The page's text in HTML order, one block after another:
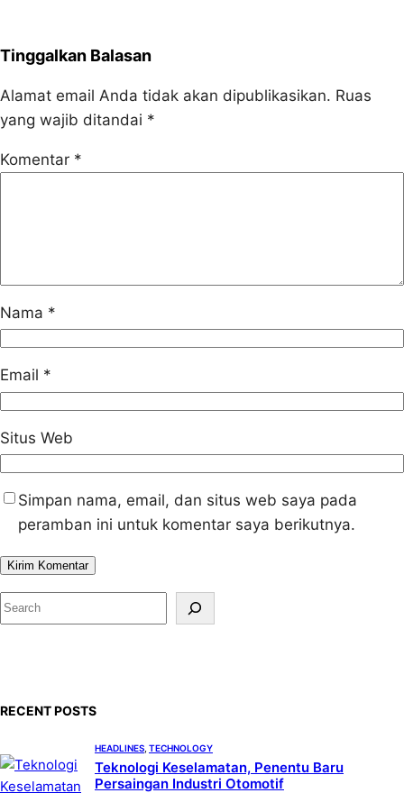
Tinggalkan Balasan
Alamat email Anda tidak akan dipublikasikan. Ruas
yang wajib ditandai *
Komentar *
Nama *
Email *
Situs Web
Simpan nama, email, dan situs web saya pada
peramban ini untuk komentar saya berikutnya.
S
e
RECENT POSTS
HEADLINES TECHNOLOGY
Teknologi Keselamatan, Penentu Baru
Persaingan Industri Otomotif